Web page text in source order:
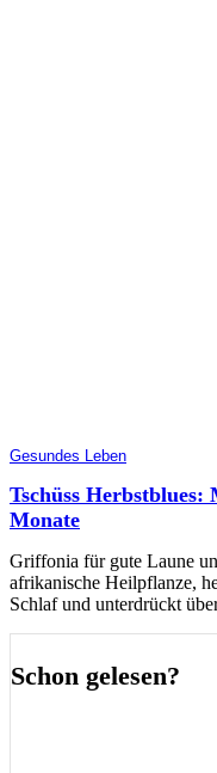
Gesundes Leben
Tschüss
Monate
Griffonia für gute Laune
afrikanische Heilpflanze,
Schlaf und unterdrückt
Schon gelesen?